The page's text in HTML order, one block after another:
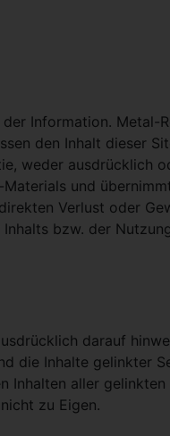
Information. Metal-
den Inhalt dieser
weder ausdrücklich
und
Verlust oder
bzw. der
darauf
die Inhalte gelinkter
Inhalten aller
zu Eigen.